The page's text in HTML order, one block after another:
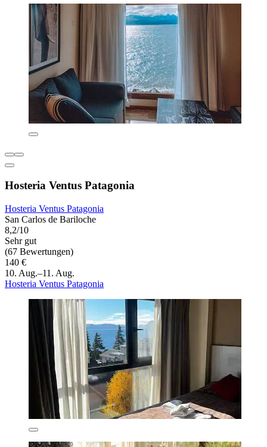
Hosteria Ventus Patagonia
Hosteria Ventus Patagonia
San Carlos de Bariloche
8,2/10
Sehr gut
(67 Bewertungen)
140 €
10. Aug.–11. Aug.
Hosteria Ventus Patagonia